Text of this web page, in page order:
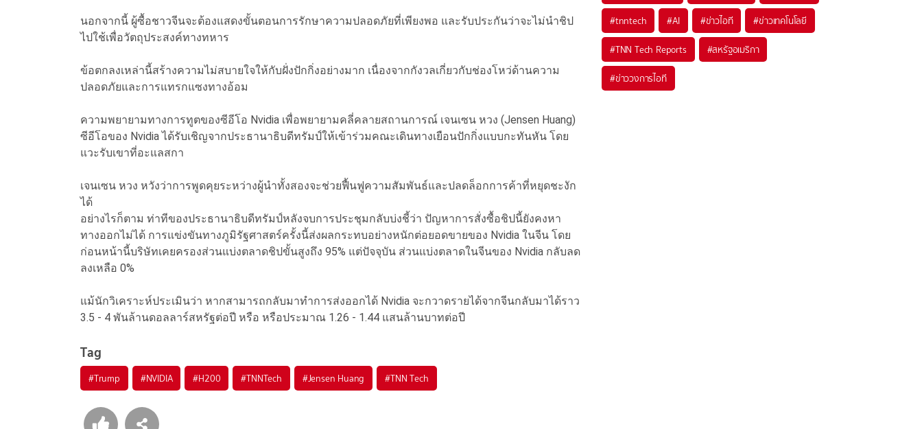
นอกจากนี้ ผู้ซื้อชาวจีนจะต้องแสดงขั้นตอนการรักษาความปลอดภัยที่เพียงพอ และรับประกันว่าจะไม่นำชิป
ไปใช้เพื่อวัตถุประสงค์ทางทหาร
ข้อตกลงเหล่านี้สร้างความไม่สบายใจให้กับฝั่งปักกิ่งอย่างมาก เนื่องจากกังวลเกี่ยวกับช่องโหว่ด้านความ
ปลอดภัยและการแทรกแซงทางอ้อม
ความพยายามทางการทูตของซีอีโอ Nvidia เพื่อพยายามคลี่คลายสถานการณ์ เจนเซน หวง (Jensen Huang)
ซีอีโอของ Nvidia ได้รับเชิญจากประธานาธิบดีทรัมป์ให้เข้าร่วมคณะเดินทางเยือนปักกิ่งแบบกะทันหัน โดย
แวะรับเขาที่อะแลสกา
เจนเซน หวง หวังว่าการพูดคุยระหว่างผู้นำทั้งสองจะช่วยฟื้นฟูความสัมพันธ์และปลดล็อกการค้าที่หยุดชะงัก
ได้
อย่างไรก็ตาม ท่าทีของประธานาธิบดีทรัมป์หลังจบการประชุมกลับบ่งชี้ว่า ปัญหาการสั่งซื้อชิปนี้ยังคงหา
ทางออกไม่ได้ การแข่งขันทางภูมิรัฐศาสตร์ครั้งนี้ส่งผลกระทบอย่างหนักต่อยอดขายของ Nvidia ในจีน โดย
ก่อนหน้านี้บริษัทเคยครองส่วนแบ่งตลาดชิปขั้นสูงถึง 95% แต่ปัจจุบัน ส่วนแบ่งตลาดในจีนของ Nvidia กลับลด
ลงเหลือ 0%
แม้นักวิเคราะห์ประเมินว่า หากสามารถกลับมาทำการส่งออกได้ Nvidia จะกวาดรายได้จากจีนกลับมาได้ราว
3.5 - 4 พันล้านดอลลาร์สหรัฐต่อปี หรือ หรือประมาณ 1.26 - 1.44 แสนล้านบาทต่อปี
Tag
#Trump #NVIDIA #H200 #TNNTech #Jensen Huang #TNN Tech
#tnntech #AI #ข่าวไอที #ข่าวเทคโนโลยี
#TNN Tech Reports #สหรัฐอเมริกา
#ข่าววงการไอที